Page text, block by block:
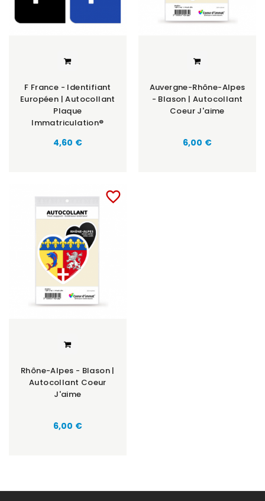
F France - Identifiant
Européen | Autocollant
Plaque
Immatriculation®
Prix
4,60 €
Auvergne-Rhône-Alpes
- Blason | Autocollant
Coeur J'aime
Prix
6,00 €
favorite_border
Rhône-Alpes - Blason |
Autocollant Coeur
J'aime
Prix
6,00 €